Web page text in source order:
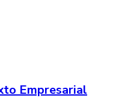
Empresarial